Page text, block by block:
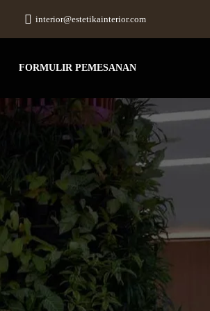
interior@estetikainterior.com
FORMULIR PEMESANAN